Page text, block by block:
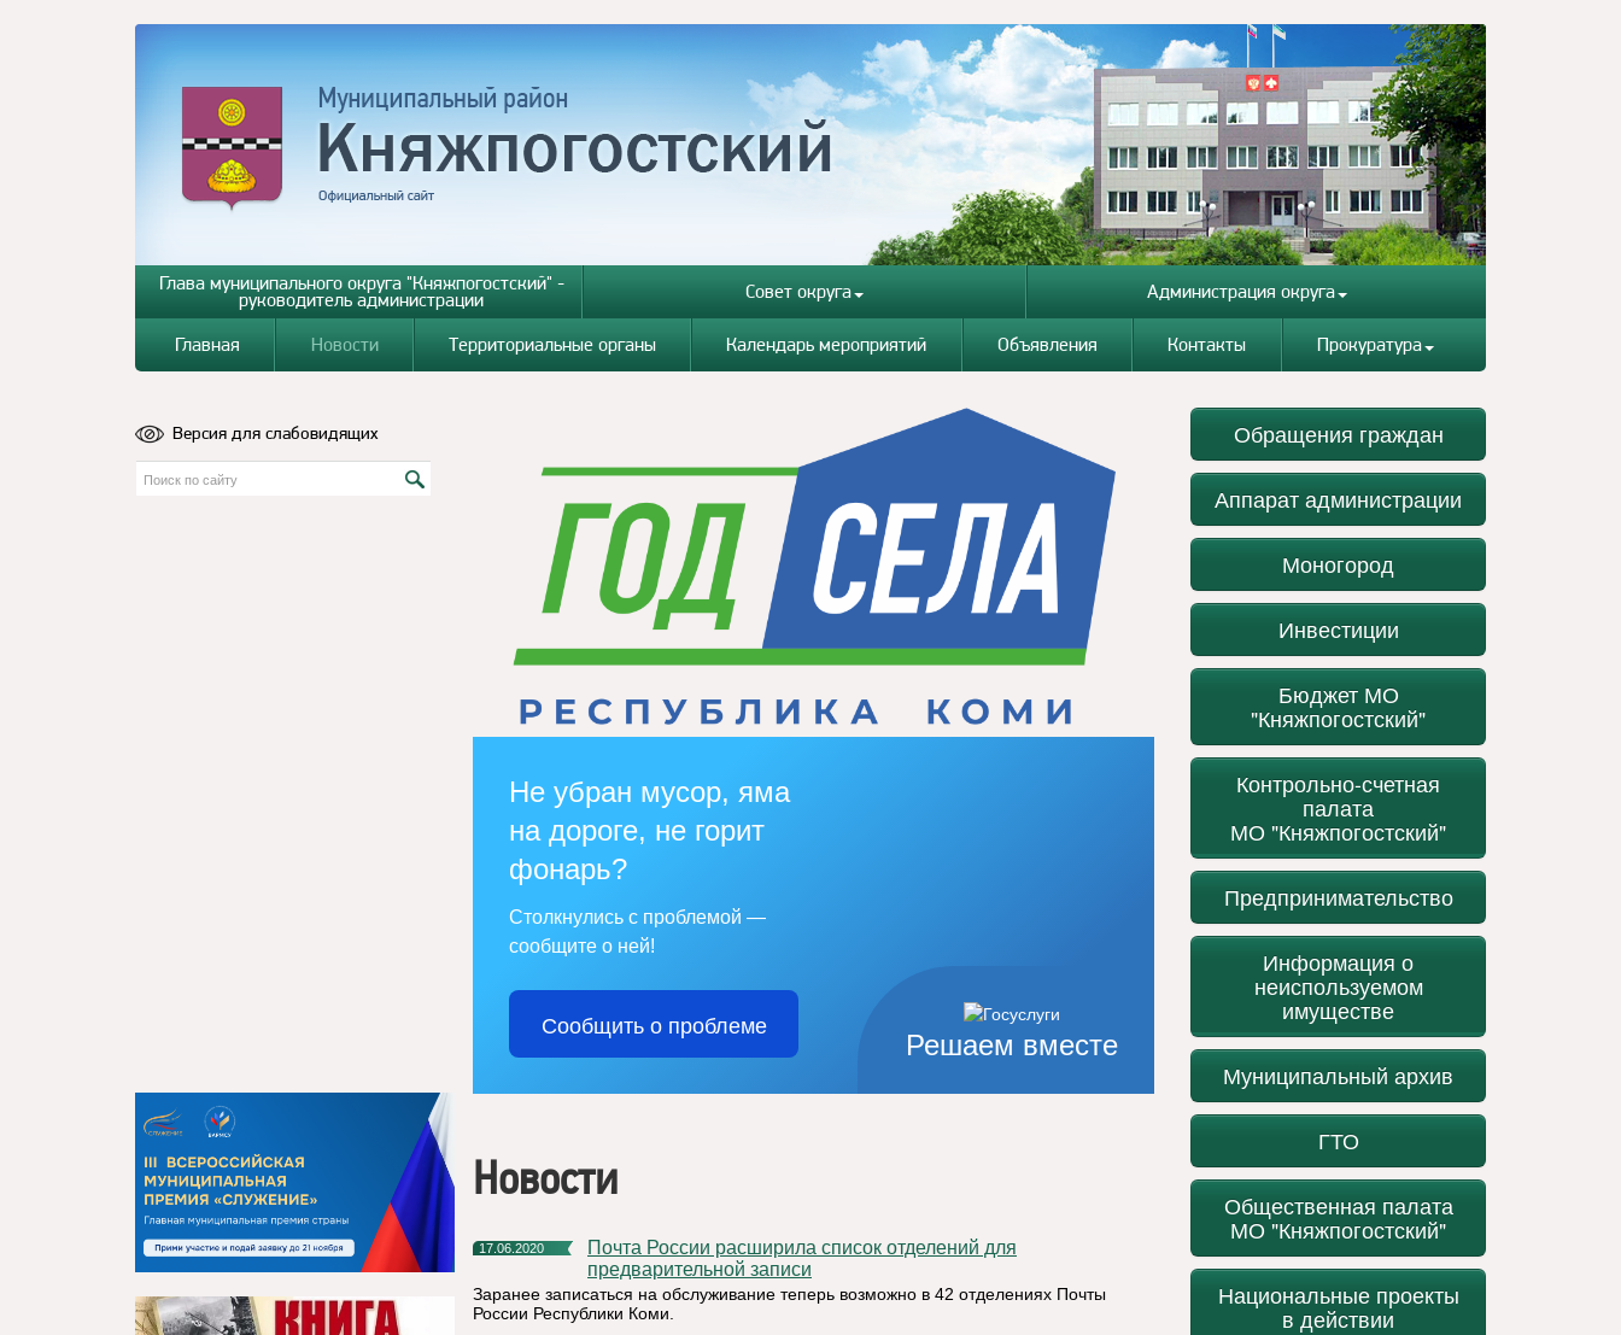
Глава муниципального округа "Княжпогостский" -
руководитель администрации Совет округа Администрация округа
Главная Новости Территориальные органы Календарь мероприятий Объявления Контакты Прокуратура
Версия для слабовидящих
Решаем вместе
Не убран мусор, яма
на дороге, не горит
фонарь?
Столкнулись с проблемой —
сообщите о ней!
Сообщить о проблеме
Новости
17.06.2020
Почта России расширила список отделений для
предварительной записи
Заранее записаться на обслуживание теперь возможно в 42 отделениях Почты
России Республики Коми.
Обращения граждан
Аппарат администрации
Моногород
Инвестиции
Бюджет МО
"Княжпогостский"
Контрольно-счетная
палата
МО "Княжпогостский"
Предпринимательство
Информация о
неиспользуемом
имуществе
Муниципальный архив
ГТО
Общественная палата
МО "Княжпогостский"
Национальные проекты
в действии